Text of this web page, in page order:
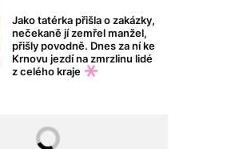
Jako tatérka přišla o zakázky,
nečekaně jí zemřel manžel,
přišly povodně. Dnes za ní ke
Krnovu jezdí na zmrzlinu lidé
z celého kraje